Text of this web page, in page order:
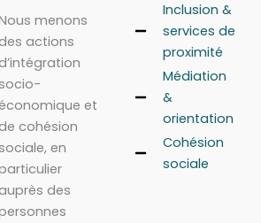
menons
actions
et
cohésion
en
des
Inclusion &
services de
proximité
Médiation
&
orientation
Cohésion
sociale